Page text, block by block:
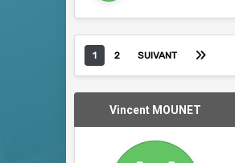
1 2 SUIVANT
Vincent MOUNET